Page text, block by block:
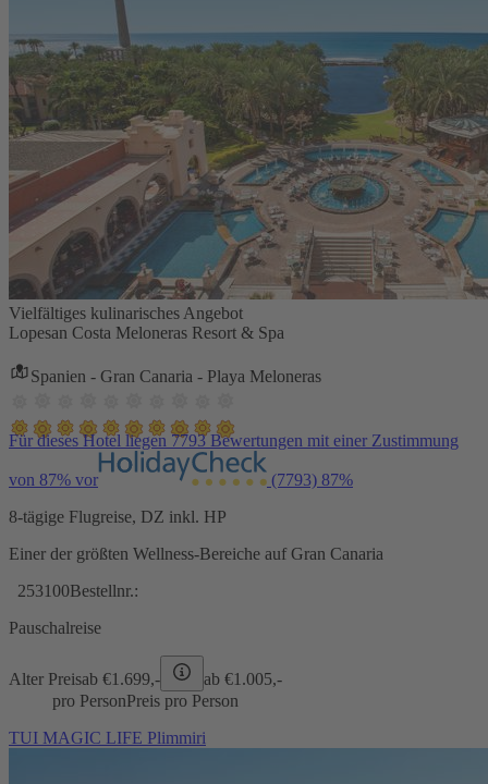
Vielfältiges kulinarisches Angebot
Lopesan Costa Meloneras Resort & Spa
Spanien - Gran Canaria - Playa Meloneras
Für dieses Hotel liegen 7793 Bewertungen mit einer Zustimmung
von 87% vor (7793) 87%
8-tägige Flugreise, DZ inkl. HP
Einer der größten Wellness-Bereiche auf Gran Canaria
253100Bestellnr.:
Pauschalreise
Alter Preisab €1.699,- ab €1.005,-
pro PersonPreis pro Person
TUI MAGIC LIFE Plimmiri